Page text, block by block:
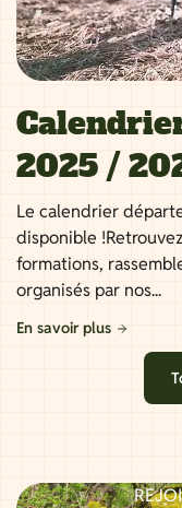
2025 /
Le calendrier
disponible
formations,
organisés par nos...
En savoir plus